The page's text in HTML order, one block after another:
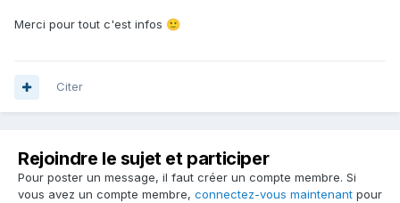
Merci pour tout c'est infos 🙂
Citer
Rejoindre le sujet et participer
Pour poster un message, il faut créer un compte membre. Si
vous avez un compte membre, connectez-vous maintenant pour